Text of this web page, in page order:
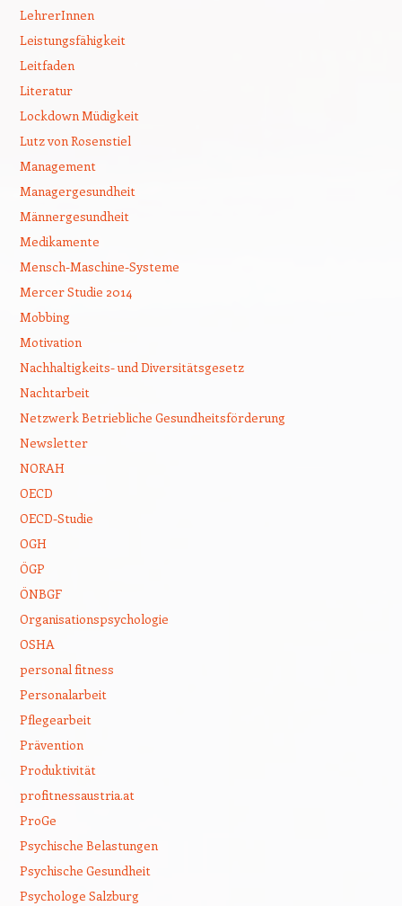
LehrerInnen
Leistungsfähigkeit
Leitfaden
Literatur
Lockdown Müdigkeit
Lutz von Rosenstiel
Management
Managergesundheit
Männergesundheit
Medikamente
Mensch-Maschine-Systeme
Mercer Studie 2014
Mobbing
Motivation
Nachhaltigkeits- und Diversitätsgesetz
Nachtarbeit
Netzwerk Betriebliche Gesundheitsförderung
Newsletter
NORAH
OECD
OECD-Studie
OGH
ÖGP
ÖNBGF
Organisationspsychologie
OSHA
personal fitness
Personalarbeit
Pflegearbeit
Prävention
Produktivität
profitnessaustria.at
ProGe
Psychische Belastungen
Psychische Gesundheit
Psychologe Salzburg